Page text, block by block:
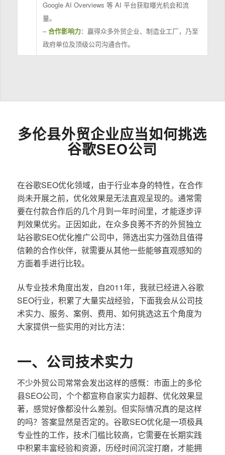
Google AI Overviews 等 AI 平台获取曝光机会和流
量。
–合作影响力：赢得众多外贸企业、制造业工厂，乃至
政府单位及顶级公司沟通合作。
多伦县外贸企业应当如何挑选
谷歌SEO公司
在谷歌SEO优化领域，由于行业本身的特性，在合作
尚未开展之前，优化效果是无法直观呈现的。通常需
要在付款合作后的几个月到一年时间里，才能逐步评
判效果优劣。正因如此，在众多良莠不齐的外贸独立
站谷歌SEO优化推广公司中，筛选出实力强劲且值得
信赖的合作伙伴，就需要从其他一些能够直观感知的
方面着手进行比较。
从专业技术角度出发，自2011年，我就已经进入谷歌
SEO行业，积累了大量实战经验，下面我会从公司技
术实力、服务、案例、费用、如何挑选这五个角度为
大家提供一些实用的对比方法：
一、公司技术实力
不少外贸公司常常会发出这样的感慨：市面上的多伦
县SEO公司，个个都宣称自家实力超群、优化效果显
著，感觉好像都没什么差别。但实际情况真的是这样
的吗？答案显然是否定的。谷歌SEO优化是一项极具
专业性的工作，技术门槛比较高，它需要在长期实践
中积累丰富经验和资源，历经时间沉淀打磨，才能拥